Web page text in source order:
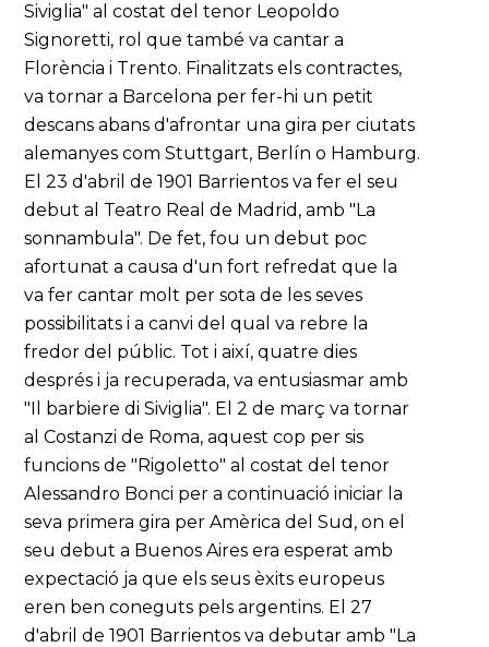
Siviglia" al costat del tenor Leopoldo
Signoretti, rol que també va cantar a
Florència i Trento. Finalitzats els contractes,
va tornar a Barcelona per fer-hi un petit
descans abans d'afrontar una gira per ciutats
alemanyes com Stuttgart, Berlín o Hamburg.
El 23 d'abril de 1901 Barrientos va fer el seu
debut al Teatro Real de Madrid, amb "La
sonnambula". De fet, fou un debut poc
afortunat a causa d'un fort refredat que la
va fer cantar molt per sota de les seves
possibilitats i a canvi del qual va rebre la
fredor del públic. Tot i així, quatre dies
després i ja recuperada, va entusiasmar amb
"Il barbiere di Siviglia". El 2 de març va tornar
al Costanzi de Roma, aquest cop per sis
funcions de "Rigoletto" al costat del tenor
Alessandro Bonci per a continuació iniciar la
seva primera gira per Amèrica del Sud, on el
seu debut a Buenos Aires era esperat amb
expectació ja que els seus èxits europeus
eren ben coneguts pels argentins. El 27
d'abril de 1901 Barrientos va debutar amb "La